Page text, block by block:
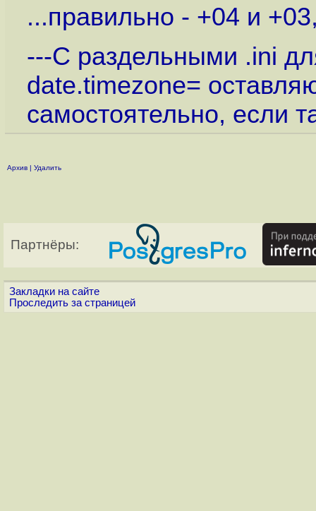
...правильно - +04 и
---С раздельными .ini
date.timezone=
самостоятельно, если
Архив | Удалить
Партнёры:
Закладки на сайте
Проследить за страницей